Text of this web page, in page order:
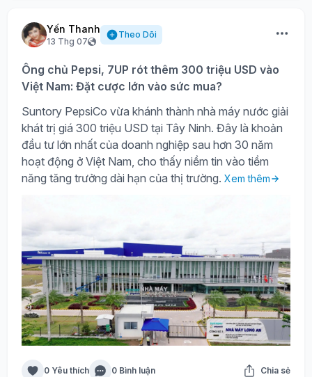
Yến Thanh
13 Thg 07
Theo Dõi
Ông chủ Pepsi, 7UP rót thêm 300 triệu USD vào
Việt Nam: Đặt cược lớn vào sức mua?
Suntory PepsiCo vừa khánh thành nhà máy nước giải
khát trị giá 300 triệu USD tại Tây Ninh. Đây là khoản
đầu tư lớn nhất của doanh nghiệp sau hơn 30 năm
hoạt động ở Việt Nam, cho thấy niềm tin vào tiềm
năng tăng trưởng dài hạn của thị trường. Xem thêm
0 Yêu thích 0 Bình luận Chia sẻ